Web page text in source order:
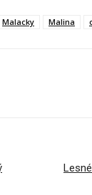
Malacky Malina